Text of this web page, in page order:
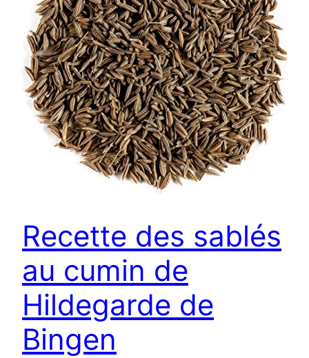
Recette des sablés
au cumin de
Hildegarde de
Bingen